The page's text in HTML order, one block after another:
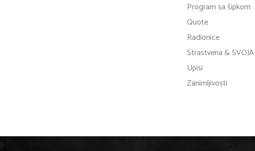
Program sa šipkom
Quote
Radionice
Strastvena & SVOJA
Upisi
Zanimljivosti